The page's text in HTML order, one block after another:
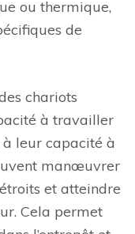
ou thermique,
de
chariots
à travailler
à leur capacité à
manœuvrer
et atteindre
Cela permet